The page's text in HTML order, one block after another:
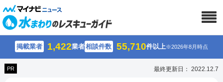
掲載業者 1,422業者相談件数 55,710件以上※2026年8月時点
PR 最終更新日： 2022.12.7